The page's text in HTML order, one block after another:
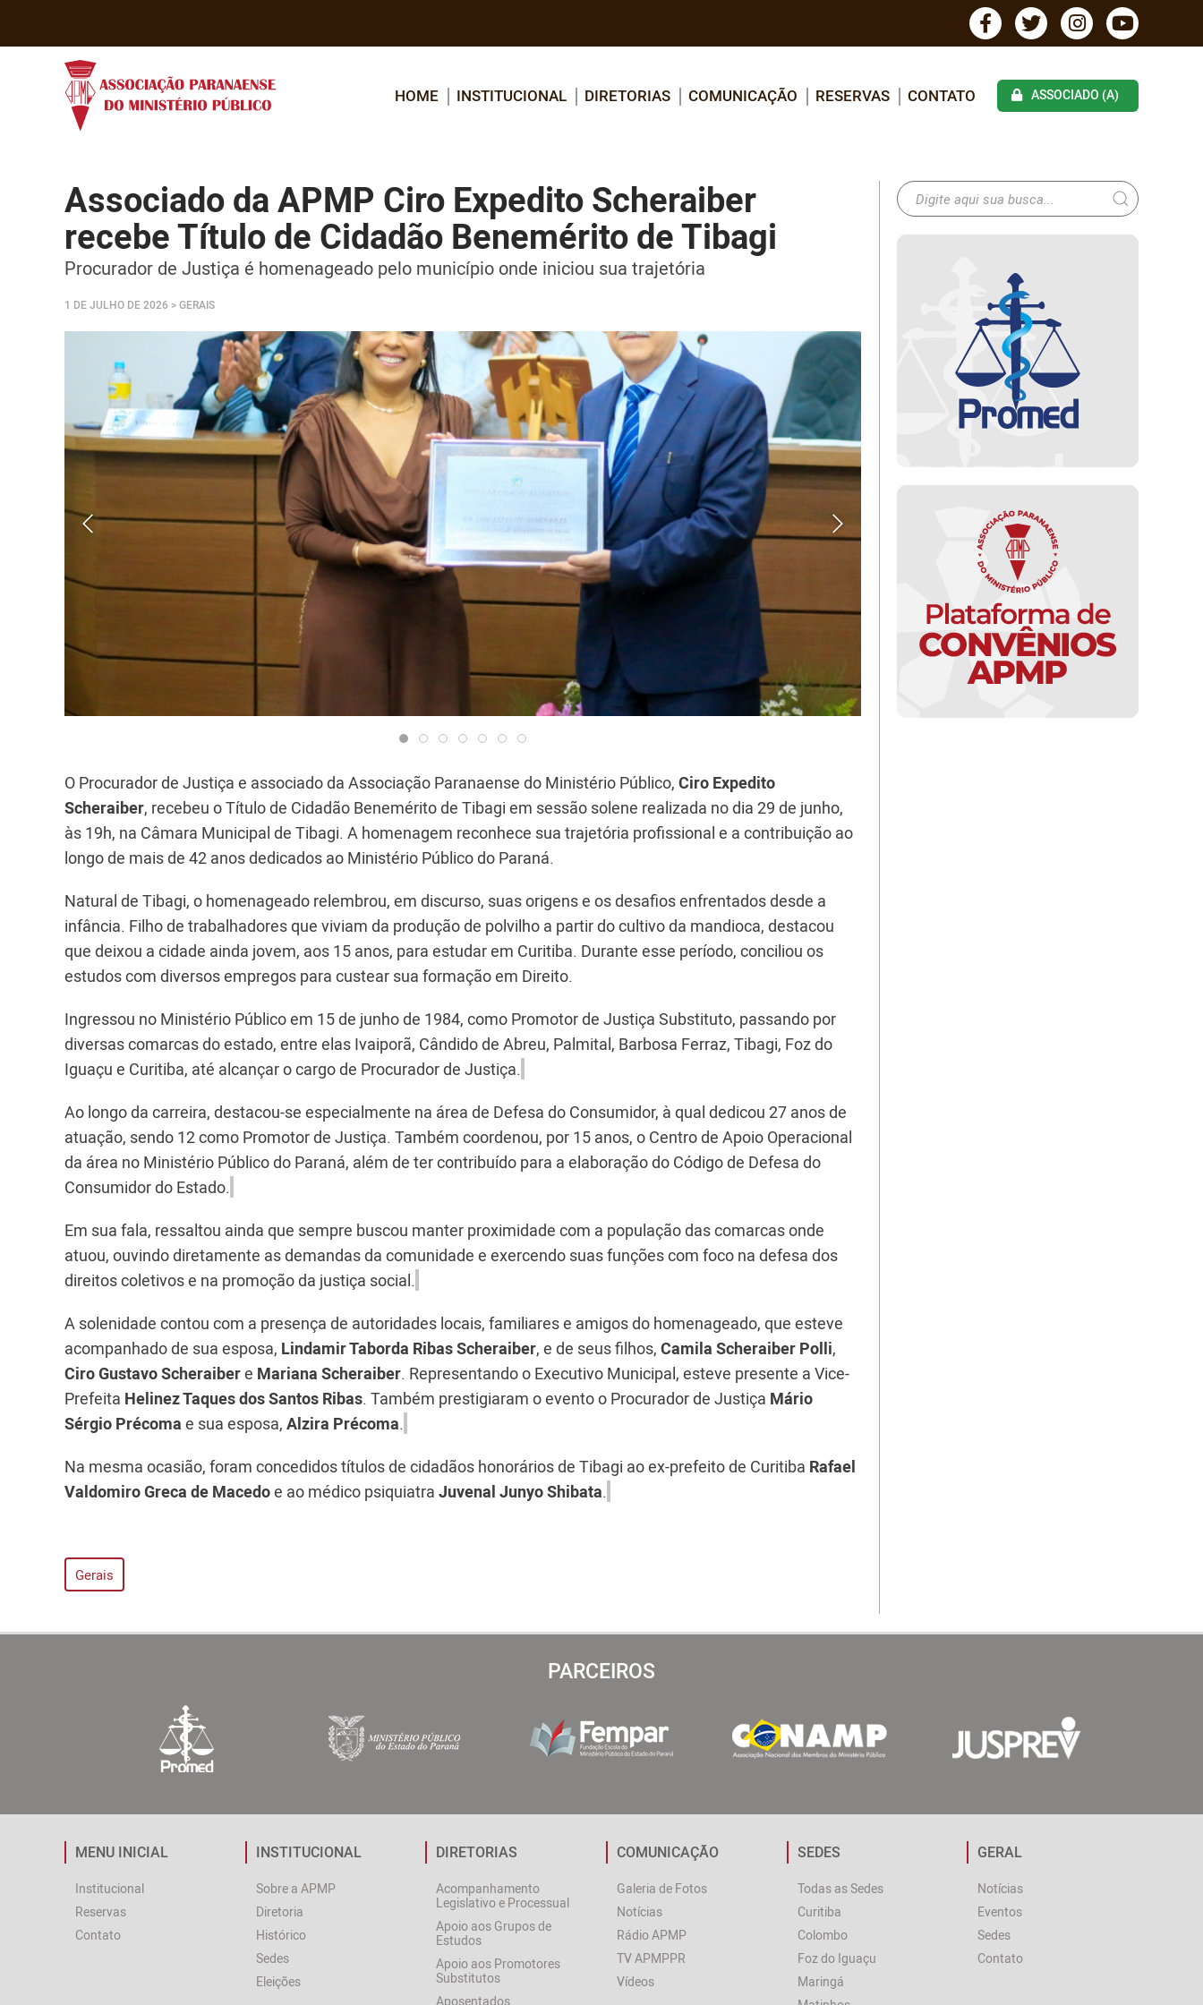
HOME INSTITUCIONAL DIRETORIAS COMUNICAÇÃO RESERVAS CONTATO ASSOCIADO (A)
Associado da APMP Ciro Expedito Scheraiber
recebe Título de Cidadão Benemérito de Tibagi
Procurador de Justiça é homenageado pelo município onde iniciou sua trajetória
1 DE JULHO DE 2026 > GERAIS
O Procurador de Justiça e associado da Associação Paranaense do Ministério Público, Ciro Expedito
Scheraiber, recebeu o Título de Cidadão Benemérito de Tibagi em sessão solene realizada no dia 29 de junho,
às 19h, na Câmara Municipal de Tibagi. A homenagem reconhece sua trajetória profissional e a contribuição ao
longo de mais de 42 anos dedicados ao Ministério Público do Paraná.
Natural de Tibagi, o homenageado relembrou, em discurso, suas origens e os desafios enfrentados desde a
infância. Filho de trabalhadores que viviam da produção de polvilho a partir do cultivo da mandioca, destacou
que deixou a cidade ainda jovem, aos 15 anos, para estudar em Curitiba. Durante esse período, conciliou os
estudos com diversos empregos para custear sua formação em Direito.
Ingressou no Ministério Público em 15 de junho de 1984, como Promotor de Justiça Substituto, passando por
diversas comarcas do estado, entre elas Ivaiporã, Cândido de Abreu, Palmital, Barbosa Ferraz, Tibagi, Foz do
Iguaçu e Curitiba, até alcançar o cargo de Procurador de Justiça.
Ao longo da carreira, destacou-se especialmente na área de Defesa do Consumidor, à qual dedicou 27 anos de
atuação, sendo 12 como Promotor de Justiça. Também coordenou, por 15 anos, o Centro de Apoio Operacional
da área no Ministério Público do Paraná, além de ter contribuído para a elaboração do Código de Defesa do
Consumidor do Estado.
Em sua fala, ressaltou ainda que sempre buscou manter proximidade com a população das comarcas onde
atuou, ouvindo diretamente as demandas da comunidade e exercendo suas funções com foco na defesa dos
direitos coletivos e na promoção da justiça social.
A solenidade contou com a presença de autoridades locais, familiares e amigos do homenageado, que esteve
acompanhado de sua esposa, Lindamir Taborda Ribas Scheraiber, e de seus filhos, Camila Scheraiber Polli,
Ciro Gustavo Scheraibere Mariana Scheraiber. Representando o Executivo Municipal, esteve presente a Vice-
Prefeita Helinez Taques dos Santos Ribas. Também prestigiaram o evento o Procurador de Justiça Mário
Sérgio Précoma e sua esposa, Alzira Précoma.
Na mesma ocasião, foram concedidos títulos de cidadãos honorários de Tibagi ao ex-prefeito de Curitiba Rafael
Valdomiro Greca de Macedoe ao médico psiquiatra Juvenal Junyo Shibata.
Gerais
PARCEIROS
MENU INICIAL
Institucional
Reservas
Contato
INSTITUCIONAL
Sobre a APMP
Diretoria
Histórico
Sedes
Eleições
DIRETORIAS
Acompanhamento
Legislativo e Processual
Apoio aos Grupos de
Estudos
Apoio aos Promotores
Substitutos
Aposentados
COMUNICAÇÃO
Galeria de Fotos
Notícias
Rádio APMP
TV APMPPR
Vídeos
SEDES
Todas as Sedes
Curitiba
Colombo
Foz do Iguaçu
Maringá
GERAL
Notícias
Eventos
Sedes
Contato